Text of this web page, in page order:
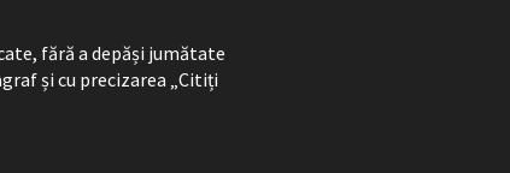
fără a depăși jumătate
și cu precizarea „Citiți